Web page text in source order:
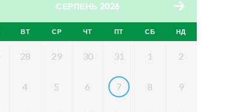
СЕРПЕНЬ 2026
ВТ СР ЧТ ПТ СБ НД
28 29 30 31 1 2
4 5 6 7 8 9